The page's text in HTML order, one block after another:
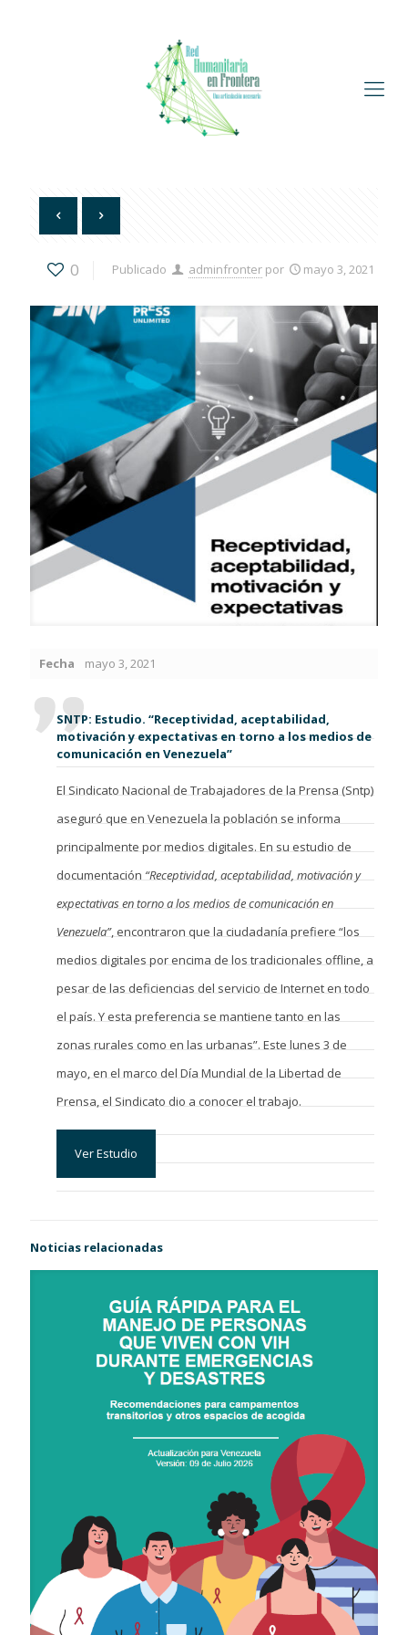
0 Publicado adminfronter por mayo 3, 2021
Fecha mayo 3, 2021
SNTP: Estudio. “Receptividad, aceptabilidad,
motivación y expectativas en torno a los medios de
comunicación en Venezuela”
El Sindicato Nacional de Trabajadores de la Prensa (Sntp)
aseguró que en Venezuela la población se informa
principalmente por medios digitales. En su estudio de
documentación “Receptividad, aceptabilidad, motivación y
expectativas en torno a los medios de comunicación en
Venezuela”, encontraron que la ciudadanía prefiere “los
medios digitales por encima de los tradicionales offline, a
pesar de las deficiencias del servicio de Internet en todo
el país. Y esta preferencia se mantiene tanto en las
zonas rurales como en las urbanas”. Este lunes 3 de
mayo, en el marco del Día Mundial de la Libertad de
Prensa, el Sindicato dio a conocer el trabajo.
Ver Estudio
Noticias relacionadas